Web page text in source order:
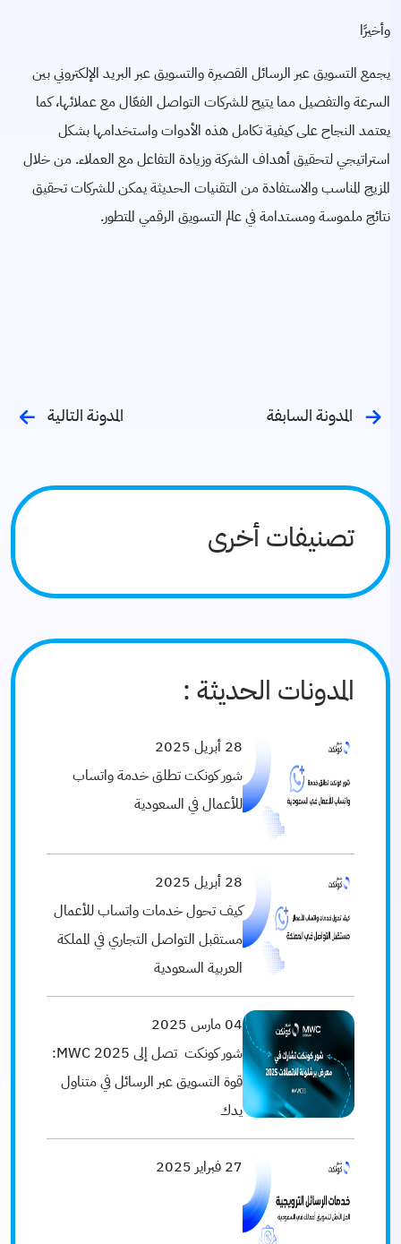
وأخيرًا
يجمع التسويق عبر الرسائل القصيرةوالتسويق عبر البريد الإلكتروني بين
السرعة والتفصيل مما يتيح للشركات التواصل الفعّال مع عملائها، كما
يعتمد النجاح على كيفية تكامل هذه الأدوات واستخدامها بشكل
استراتيجي لتحقيق أهداف الشركة وزيادة التفاعل مع العملاء. من خلال
المزيج المناسب والاستفادة من التقنيات الحديثة يمكن للشركات تحقيق
نتائج ملموسة ومستدامة في عالم التسويق الرقمي المتطور.
المدونة السابفة المدونة التالية
تصنيفات أخرى
المدونات الحديثة :
28 أبريل 2025
شور كونكت تطلق خدمة واتساب
للأعمال في السعودية
28 أبريل 2025
كيف تحول خدمات واتساب للأعمال
مستقبل التواصل التجاري في المملكة
العربية السعودية
04 مارس 2025
شور كونكت تصل إلى MWC 2025:
قوة التسويق عبر الرسائل في متناول
يدك
27 فبراير 2025